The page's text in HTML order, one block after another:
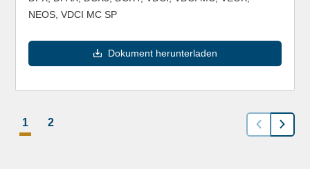
NEOS, VDCI MC SP
Dokument herunterladen
1 2